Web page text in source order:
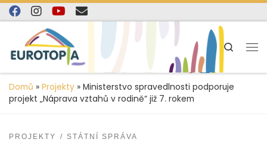
content
Skip to content
Search
Domů » Projekty » Ministerstvo spravedlnosti podporuje
projekt „Náprava vztahů v rodině“ již 7. rokem
PROJEKTY STÁTNÍ SPRÁVA